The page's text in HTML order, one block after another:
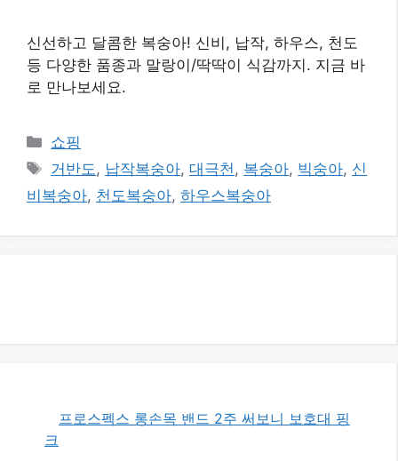
신선하고 달콤한 복숭아! 신비, 납작, 하우스, 천도
등 다양한 품종과 말랑이/딱딱이 식감까지. 지금 바
로 만나보세요.
카
테
고
리
쇼핑
태
그
거반도 , 납작복숭아,대극천 , 복숭아, 빅숭아, 신
비복숭아, 천도복숭아, 하우스복숭아
프로스펙스 롱손목 밴드 2주 써보니 보호대 핑
크